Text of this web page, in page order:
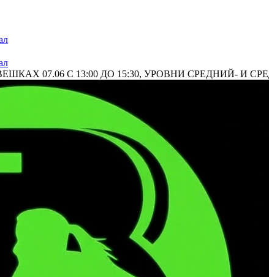
07.06 С 13:00 ДО 15:30, УРОВНИ СРЕДНИЙ- И